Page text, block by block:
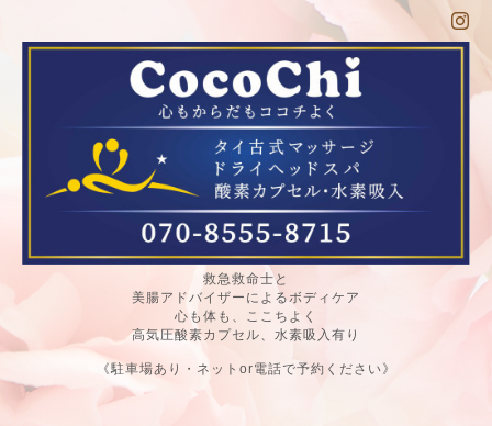
救急救命士と
美腸アドバイザーによるボディケア
心も体も、ここちよく
高気圧酸素カプセル、水素吸入有り
《駐車場あり・ネットor電話で予約ください》